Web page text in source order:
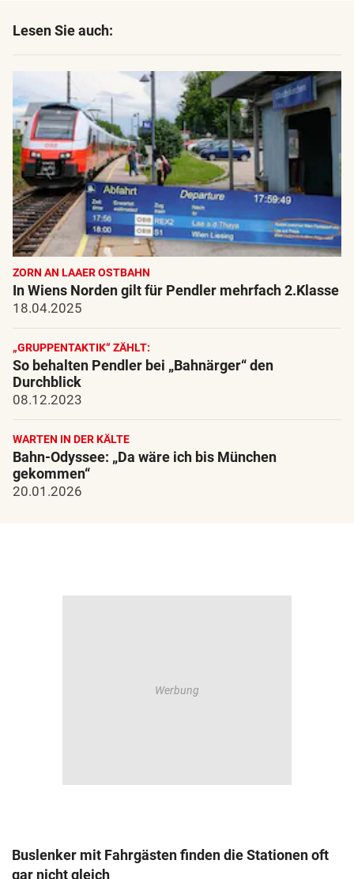
Lesen Sie auch:
ZORN AN LAAER OSTBAHN
In Wiens Norden gilt für Pendler mehrfach 2.Klasse
18.04.2025
„GRUPPENTAKTIK“ ZÄHLT:
So behalten Pendler bei „Bahnärger“ den
Durchblick
08.12.2023
WARTEN IN DER KÄLTE
Bahn-Odyssee: „Da wäre ich bis München
gekommen“
20.01.2026
Buslenker mit Fahrgästen finden die Stationen oft
gar nicht gleich